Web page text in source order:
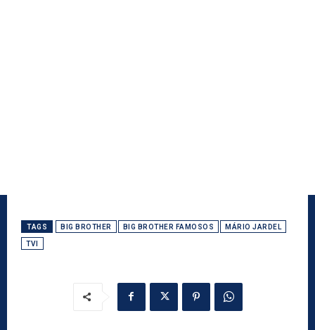
TAGS BIG BROTHER BIG BROTHER FAMOSOS MÁRIO JARDEL
TVI